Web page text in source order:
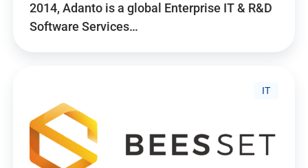
2014, Adanto is a global Enterprise IT & R&D
Software Services…
IT